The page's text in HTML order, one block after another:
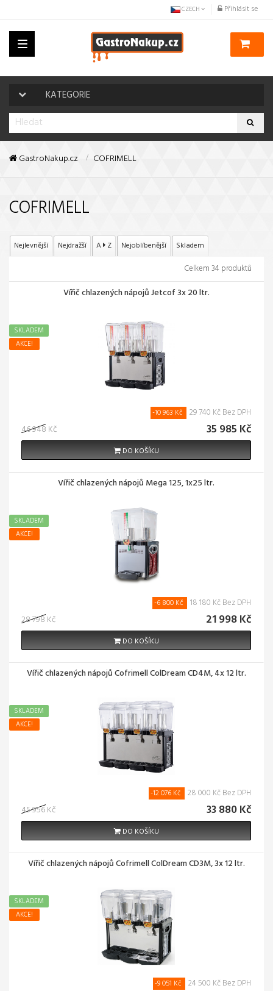
Přihlásit se
CZECH
Toggle
navigation
KATEGORIE
GastroNakup.cz COFRIMELL
COFRIMELL
Nejlevnější Nejdražší A Z Nejoblíbenější Skladem
Celkem 34 produktů
Vířič chlazených nápojů Jetcof 3x 20 ltr.
AKCE!
SKLADEM
46 948 Kč
-10 963 Kč 29 740 Kč Bez DPH
35 985 Kč
DO KOŠÍKU
Vířič chlazených nápojů Mega 125, 1x25 ltr.
AKCE!
SKLADEM
28 798 Kč
-6 800 Kč 18 180 Kč Bez DPH
21 998 Kč
DO KOŠÍKU
Vířič chlazených nápojů Cofrimell ColDream CD4M, 4x 12 ltr.
AKCE!
SKLADEM
45 956 Kč
-12 076 Kč 28 000 Kč Bez DPH
33 880 Kč
DO KOŠÍKU
Vířič chlazených nápojů Cofrimell ColDream CD3M, 3x 12 ltr.
AKCE!
SKLADEM
-9 051 Kč 24 500 Kč Bez DPH